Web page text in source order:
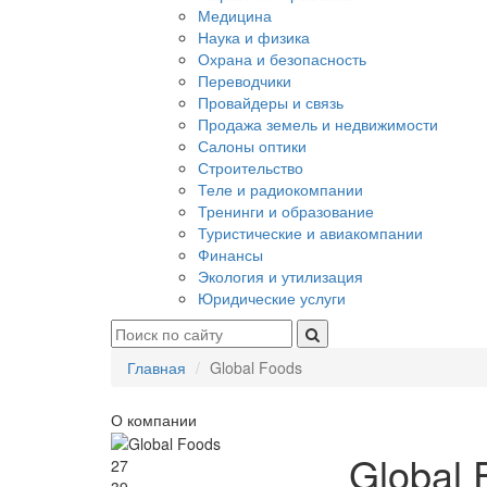
Медицина
Наука и физика
Охрана и безопасность
Переводчики
Провайдеры и связь
Продажа земель и недвижимости
Салоны оптики
Строительство
Теле и радиокомпании
Тренинги и образование
Туристические и авиакомпании
Финансы
Экология и утилизация
Юридические услуги
Главная Global Foods
О компании
27
Global